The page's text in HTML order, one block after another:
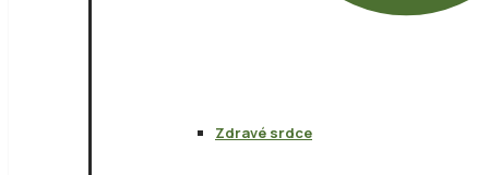
Zdravé srdce